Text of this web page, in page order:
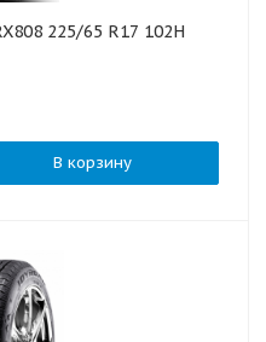
225/65 R17 102H
В корзину